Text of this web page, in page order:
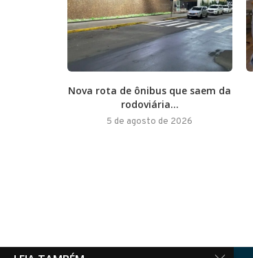
Nova rota de ônibus que saem da
rodoviária...
5 de agosto de 2026